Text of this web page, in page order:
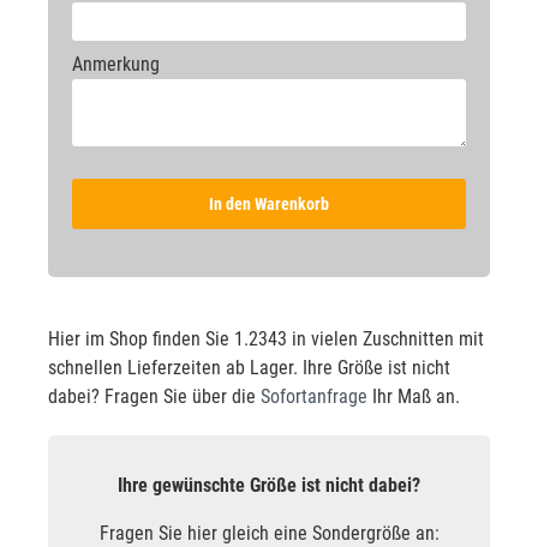
Anmerkung
In den Warenkorb
Hier im Shop finden Sie 1.2343 in vielen Zuschnitten mit
schnellen Lieferzeiten ab Lager. Ihre Größe ist nicht
dabei? Fragen Sie über die Sofortanfrage Ihr Maß an.
Ihre gewünschte Größe ist nicht dabei?
Fragen Sie hier gleich eine Sondergröße an: